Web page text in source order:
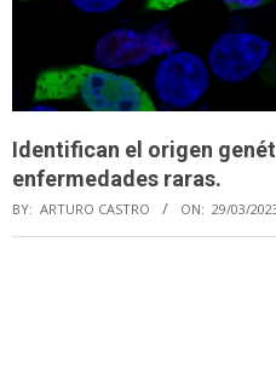
Identifican el origen
enfermedades raras.
BY: ARTURO CASTRO ON: 29/03/